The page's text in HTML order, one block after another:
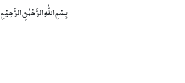
بِسۡمِ اللّٰہِ الرَّحۡمٰنِ الرَّحِیۡمِ